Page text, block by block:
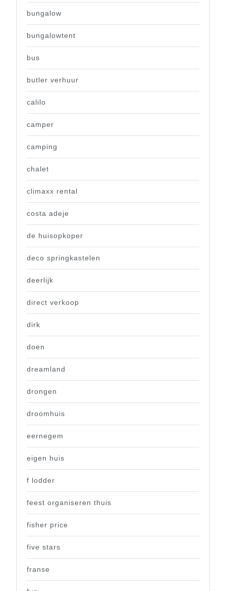
bungalow
bungalowtent
bus
butler verhuur
calilo
camper
camping
chalet
climaxx rental
costa adeje
de huisopkoper
deco springkastelen
deerlijk
direct verkoop
dirk
doen
dreamland
drongen
droomhuis
eernegem
eigen huis
f lodder
feest organiseren thuis
fisher price
five stars
franse